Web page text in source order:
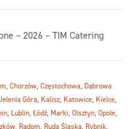
– 2026 – TIM Catering
, Chorzów, Częstochowa, Dąbrowa
Góra, Kalisz, Katowice, Kielce,
, Lublin, Łódź, Marki, Olsztyn, Opole,
, Radom, Ruda Śląska, Rybnik,